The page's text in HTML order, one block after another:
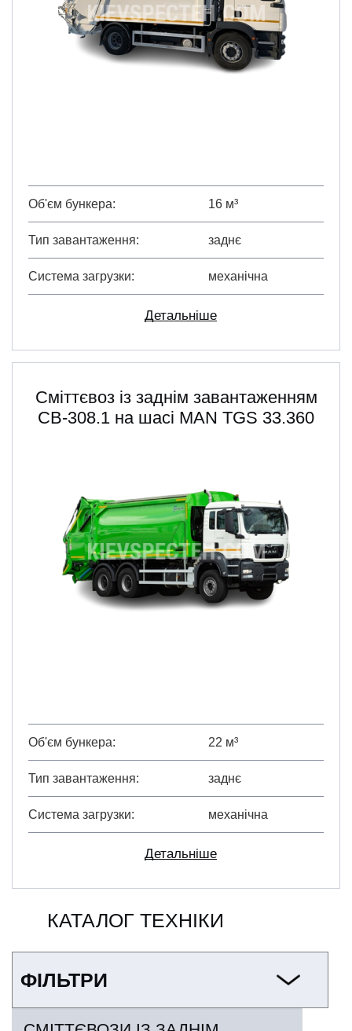
Об'єм бункера 16 м³
Тип завантаження заднє
Система загрузки механічна
Детальніше
Сміттєвоз із заднім завантаженням
СВ-308.1 на шасі MAN TGS 33.360
Об'єм бункера 22 м³
Тип завантаження заднє
Система загрузки механічна
Детальніше
КАТАЛОГ ТЕХНІКИ
ФІЛЬТРИ